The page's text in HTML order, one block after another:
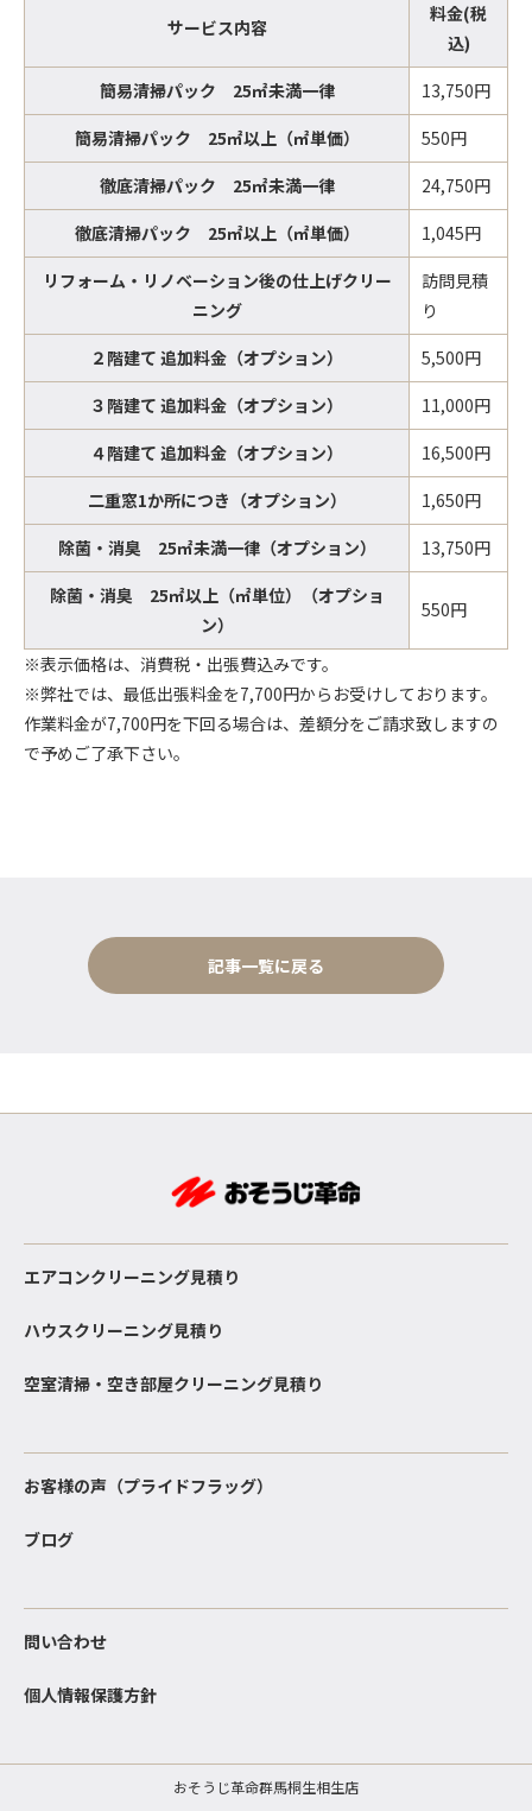
サービス内容
料金(税
込)
簡易清掃パック 25㎡未満一律
13,750円
簡易清掃パック 25㎡以上（㎡単価）
550円
徹底清掃パック 25㎡未満一律
24,750円
徹底清掃パック 25㎡以上（㎡単価）
1,045円
リフォーム・リノベーション後の仕上げクリー
ニング
訪問見積
り
２階建て 追加料金（オプション）
5,500円
３階建て 追加料金（オプション）
11,000円
４階建て 追加料金（オプション）
16,500円
二重窓1か所につき（オプション）
1,650円
除菌・消臭 25㎡未満一律（オプション）
13,750円
除菌・消臭 25㎡以上（㎡単位）（オプショ
ン）
550円
※表示価格は、消費税・出張費込みです。
※弊社では、最低出張料金を7,700円からお受けしております。
作業料金が7,700円を下回る場合は、差額分をご請求致しますの
で予めご了承下さい。
記事一覧に戻る
エアコンクリーニング見積り
ハウスクリーニング見積り
空室清掃・空き部屋クリーニング見積り
お客様の声（プライドフラッグ）
ブログ
問い合わせ
個人情報保護方針
おそうじ革命群馬桐生相生店